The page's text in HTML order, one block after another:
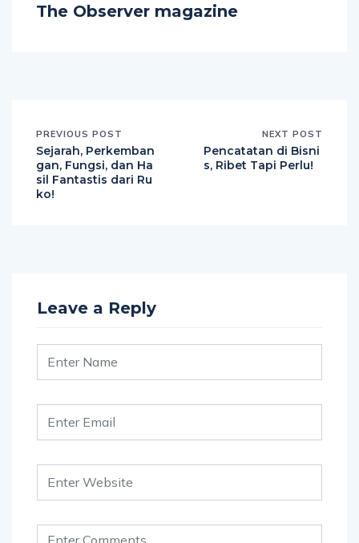
The Observer magazine
PREVIOUS POST
Sejarah, Perkemban
gan, Fungsi, dan Ha
sil Fantastis dari Ru
ko!
NEXT POST
Pencatatan di Bisni
s, Ribet Tapi Perlu!
Leave a Reply